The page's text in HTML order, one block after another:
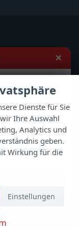
×
Reifenwechsel
vereinbaren?
direkt per
uns
und
PKW'
Treuhand
unter
Dienste für Sie
Ihre Auswahl
Analytics und
geben.
Wirkung für die
Einstellungen